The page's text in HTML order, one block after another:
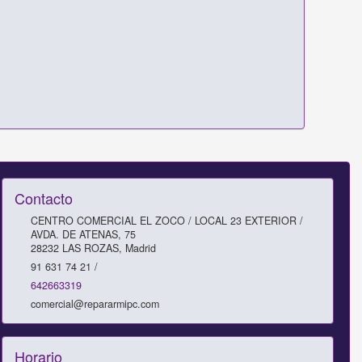
Contacto
CENTRO COMERCIAL EL ZOCO / LOCAL 23 EXTERIOR /
AVDA. DE ATENAS, 75
28232 LAS ROZAS, Madrid
91 631 74 21 /
642663319
comercial@repararmipc.com
Horario